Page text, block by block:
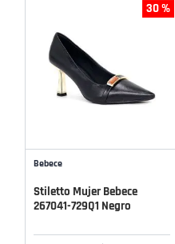
30 %
Bebece
Stiletto Mujer Bebece
267041-729Q1 Negro